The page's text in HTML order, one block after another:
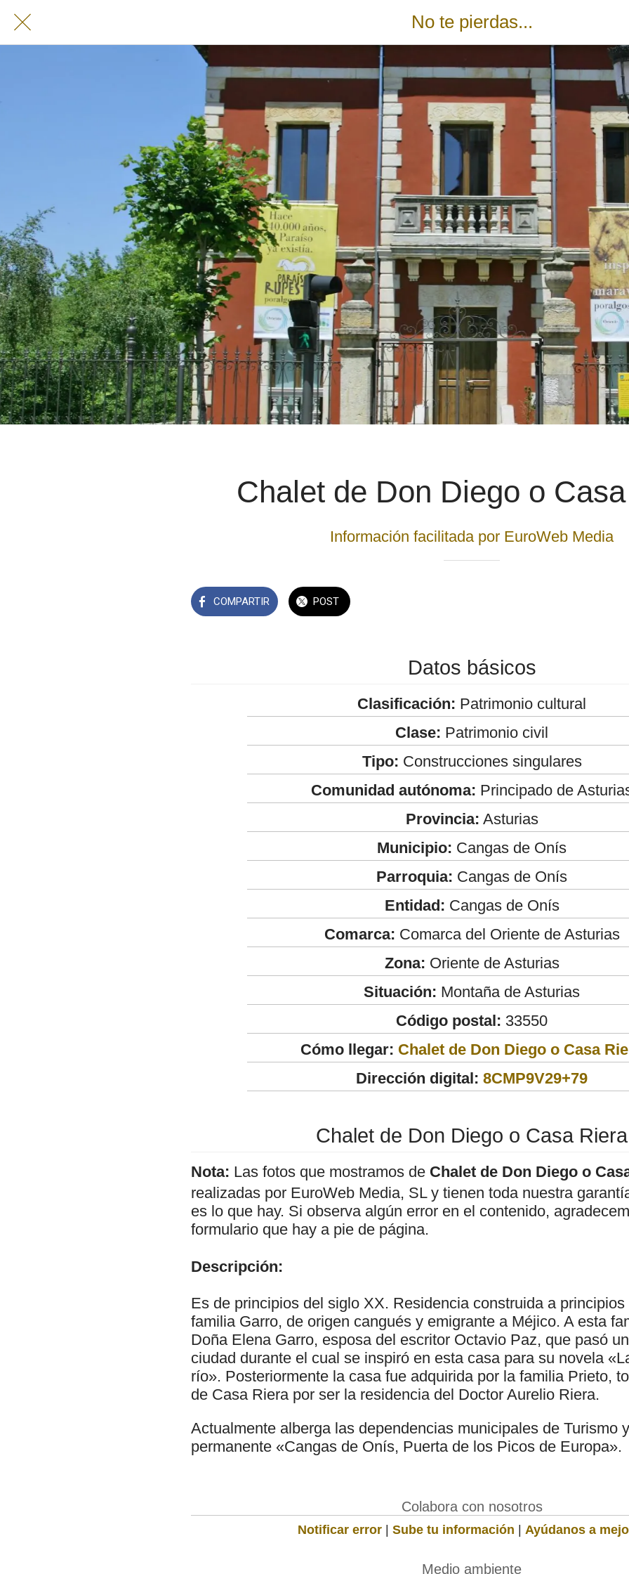
No te pierdas...
Chalet de Don Diego o
Información facilitada por EuroWeb Media
COMPARTIR POST
Datos básicos
Clasificación: Patrimonio cultural
Clase: Patrimonio civil
Tipo: Construcciones singulares
Comunidad autónoma: Principado de
Provincia: Asturias
Municipio: Cangas de Onís
Parroquia: Cangas de Onís
Entidad: Cangas de Onís
Comarca: Comarca del Oriente de Asturias
Zona: Oriente de Asturias
Situación: Montaña de Asturias
Código postal: 33550
Cómo llegar: Chalet de Don Diego o Casa
Dirección digital: 8CMP9V29+79
Chalet de Don Diego o Casa Riera
Nota: Las fotos que mostramos de Chalet de Don Diego o
realizadas por EuroWeb Media, SL y tienen toda nuestra
es lo que hay. Si observa algún error en el contenido,
formulario que hay a pie de página.
Descripción:
Es de principios del siglo XX. Residencia construida a
familia Garro, de origen cangués y emigrante a Méjico. A esta
Doña Elena Garro, esposa del escritor Octavio Paz, que pasó
ciudad durante el cual se inspiró en esta casa para su novela
río». Posteriormente la casa fue adquirida por la familia Prieto,
de Casa Riera por ser la residencia del Doctor Aurelio Riera.
Actualmente alberga las dependencias municipales de Turismo
permanente «Cangas de Onís, Puerta de los Picos de Europa».
Colabora con nosotros
Notificar error | Sube tu información | Ayúdanos a
Medio ambiente